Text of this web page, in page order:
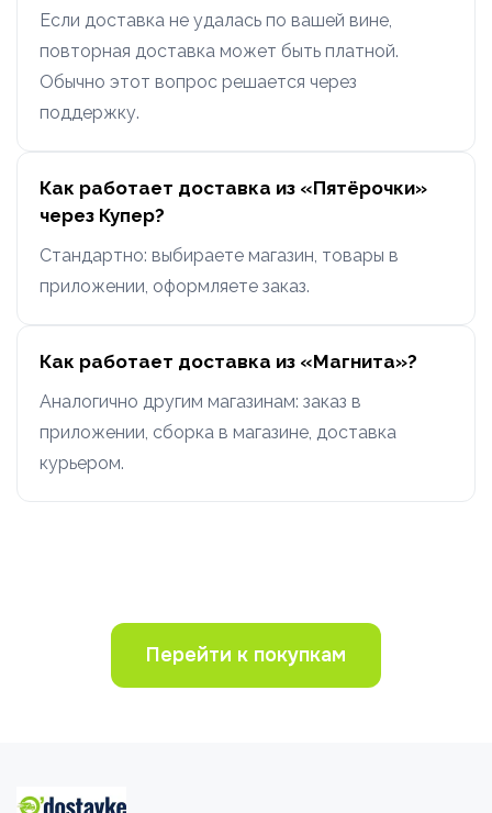
Если доставка не удалась по вашей вине,
повторная доставка может быть платной.
Обычно этот вопрос решается через
поддержку.
Как работает доставка из «Пятёрочки»
через Купер?
Стандартно: выбираете магазин, товары в
приложении, оформляете заказ.
Как работает доставка из «Магнита»?
Аналогично другим магазинам: заказ в
приложении, сборка в магазине, доставка
курьером.
Перейти к покупкам